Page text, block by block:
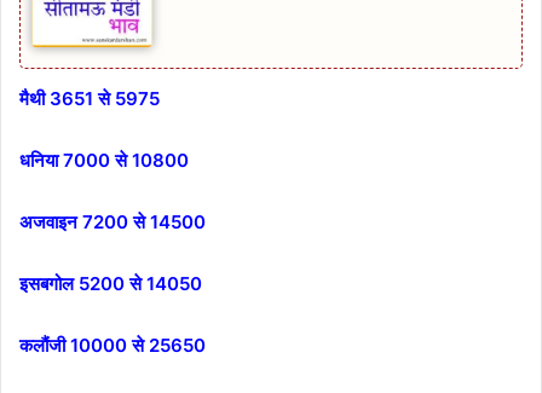
मैथी 3651 से 5975
धनिया 7000 से 10800
अजवाइन 7200 से 14500
इसबगोल 5200 से 14050
कलौंजी 10000 से 25650